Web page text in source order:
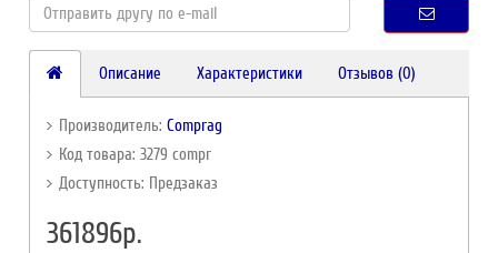
Описание Характеристики Отзывов (0)
Производитель:Comprag
Код товара: 3279 compr
Доступность: Предзаказ
361896р.